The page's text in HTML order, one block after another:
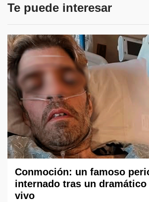
Te puede interesar
Conmoción: un famoso
internado tras un
vivo